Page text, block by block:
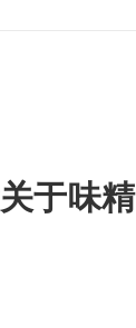
于味精